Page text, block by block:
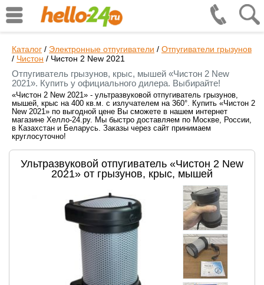
Каталог / Электронные отпугиватели / Отпугиватели грызунов
/ Чистон / Чистон 2 New 2021
Отпугиватель грызунов, крыс, мышей «Чистон 2 New
2021». Купить у официального дилера. Выбирайте!
«Чистон 2 New 2021» - ультразвуковой отпугиватель грызунов,
мышей, крыс на 400 кв.м. с излучателем на 360°. Купить «Чистон 2
New 2021» по выгодной цене Вы сможете в нашем интернет
магазине Хелло-24.ру. Мы быстро доставляем по Москве, России,
в Казахстан и Беларусь. Заказы через сайт принимаем
круглосуточно!
Ультразвуковой отпугиватель «Чистон 2 New
2021» от грызунов, крыс, мышей